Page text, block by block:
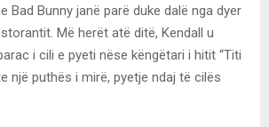
Bad Bunny janë parë duke dalë nga dyer
Më herët atë ditë, Kendall u
i cili e pyeti nëse këngëtari i hitit “Titi
një puthës i mirë, pyetje ndaj të cilës